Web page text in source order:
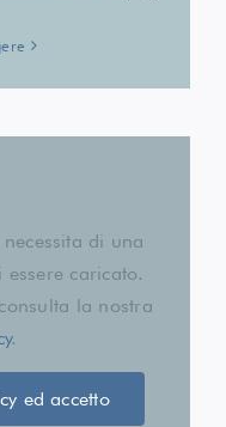
di una
caricato.
la nostra
.
ed accetto